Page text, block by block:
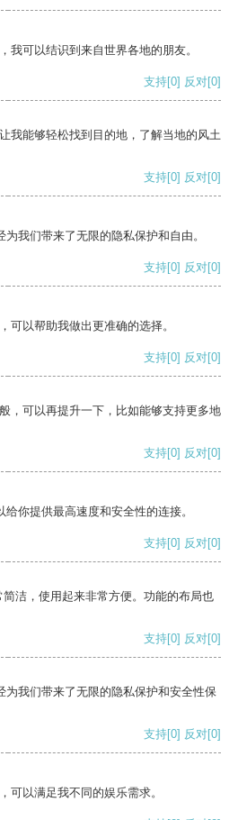
我可以结识到来自世界各地的朋友。
支持[0] 反对[0]
我能够轻松找到目的地，了解当地的风土
支持[0] 反对[0]
我们带来了无限的隐私保护和自由。
支持[0] 反对[0]
可以帮助我做出更准确的选择。
支持[0] 反对[0]
，可以再提升一下，比如能够支持更多地
支持[0] 反对[0]
你提供最高速度和安全性的连接。
支持[0] 反对[0]
洁，使用起来非常方便。功能的布局也
支持[0] 反对[0]
为我们带来了无限的隐私保护和安全性保
支持[0] 反对[0]
可以满足我不同的娱乐需求。